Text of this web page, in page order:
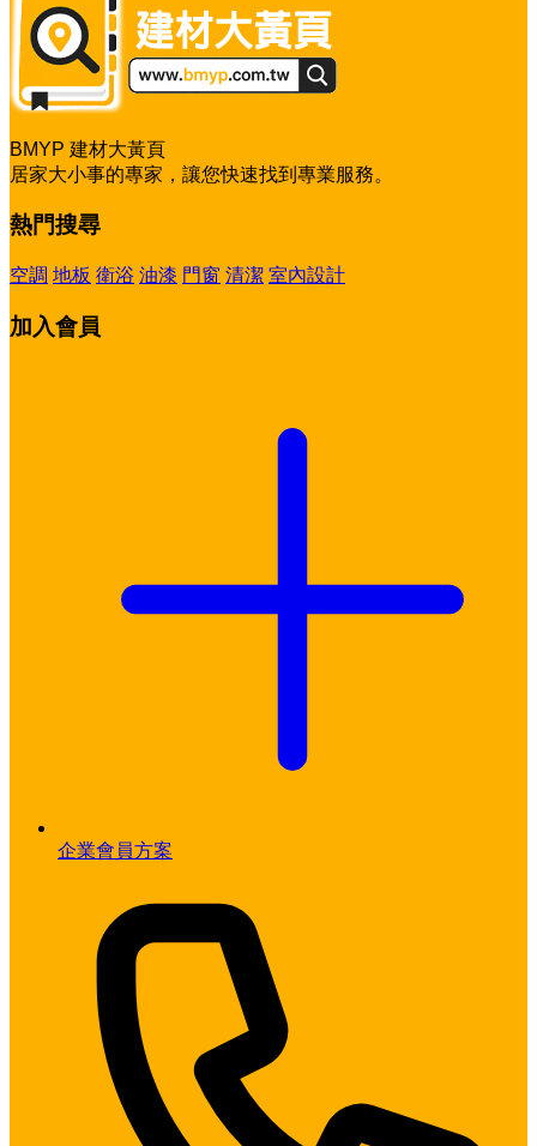
BMYP 建材大黃頁
居家大小事的專家，讓您快速找到專業服務。
熱門搜尋
空調 地板 衛浴 油漆 門窗 清潔 室內設計
加入會員
企業會員方案